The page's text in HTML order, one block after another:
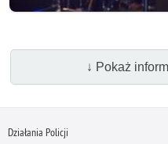
↓ Pokaż
Działania Policji